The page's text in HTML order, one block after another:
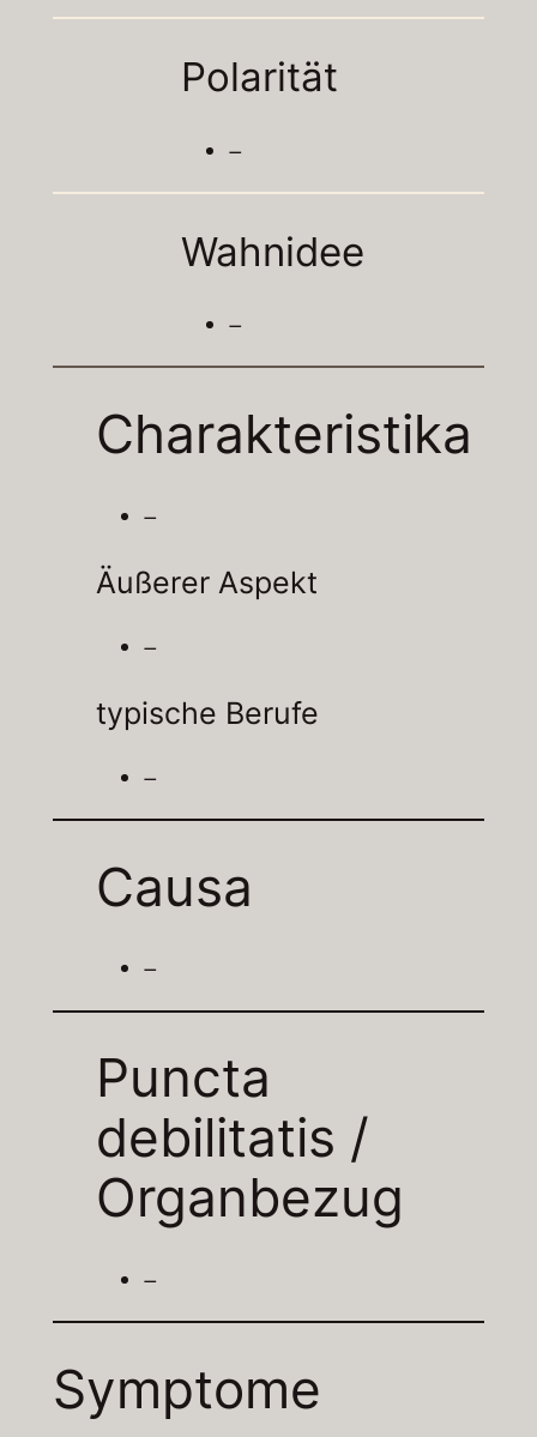
Polarität
–
Wahnidee
–
Charakteristika
–
Äußerer Aspekt
–
typische Berufe
–
Causa
–
Puncta
debilitatis /
Organbezug
–
Symptome